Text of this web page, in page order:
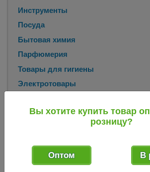
Инструменты
Посуда
Бытовая химия
Парфюмерия
Товары для гигиены
Электротовары
Семена гелиотроп
Семена гелиотроп
Вы хотите купить товар
розницу?
Оптом В